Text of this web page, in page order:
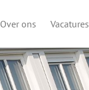
Over ons Vacatures